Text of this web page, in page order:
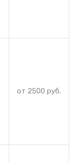
от 2500 руб.